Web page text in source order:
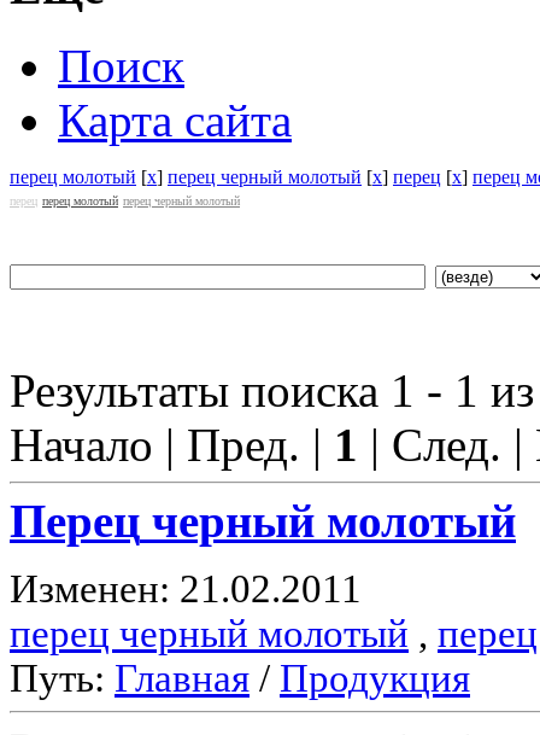
Поиск
Карта сайта
перец молотый [x] перец черный молотый [x] перец [x] перец
перец перец молотый перец черный молотый
Результаты поиска 1 - 1
Начало | Пред. | 1 | След.
Перец черный молотый
Изменен: 21.02.2011
перец черный молотый , перец
Путь: Главная / Продукция